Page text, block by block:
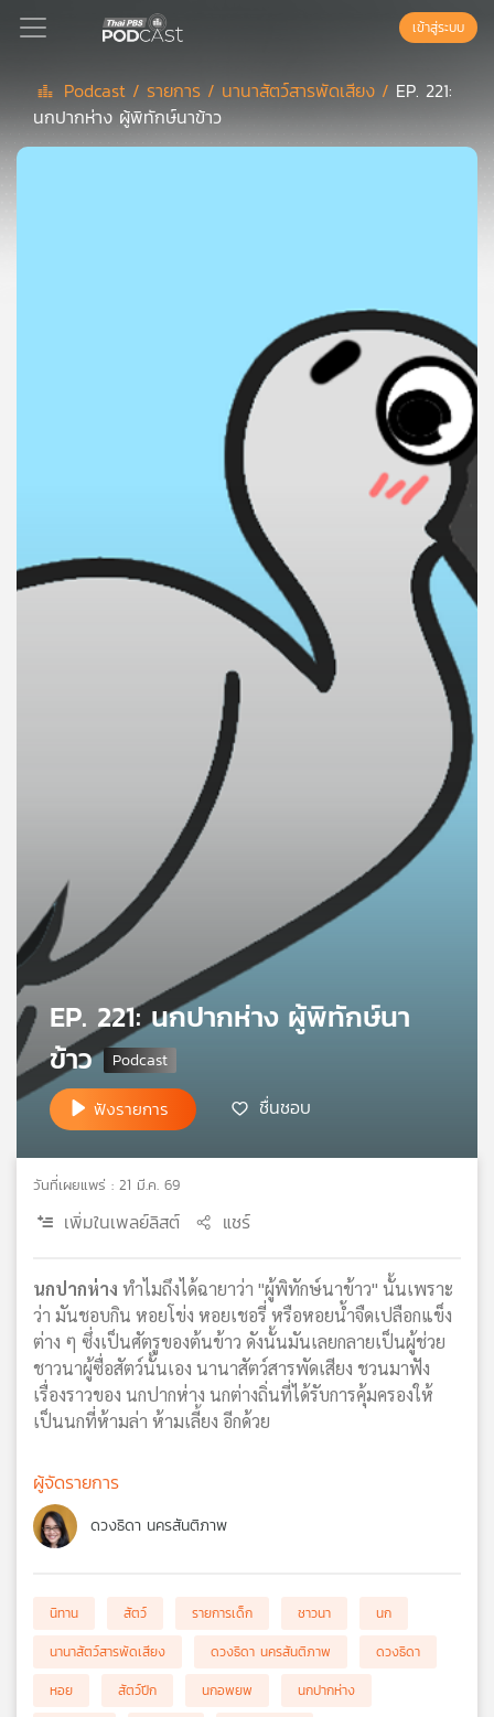
Podcast
เพลง
เรา
เครือ
ข่าย
วิทยุ
ไทย
เอส
เครือ
ข่าย
เข้าสู่ระบบ
Podcast / รายการ / นานาสัตว์สารพัดเสียง / EP. 221:
นกปากห่าง ผู้พิทักษ์นาข้าว
EP. 221: นกปากห่าง ผู้พิทักษ์นา
ข้าว
ฟังรายการ ชื่นชอบ
วันที่เผยแพร่ : 21 มี.ค. 69
เพิ่มในเพลย์ลิสต์ แชร์
นกปากห่าง ทำไมถึงได้ฉายาว่า "ผู้พิทักษ์นาข้าว" นั้นเพราะ
ว่า มันชอบกิน หอยโข่ง หอยเชอรี่ หรือหอยน้ำจืดเปลือกแข็ง
ต่าง ๆ ซึ่งเป็นศัตรูของต้นข้าว ดังนั้นมันเลยกลายเป็นผู้ช่วย
ชาวนาผู้ซื่อสัตว์นั้นเอง นานาสัตว์สารพัดเสียง ชวนมาฟัง
เรื่องราวของ นกปากห่าง นกต่างถิ่นที่ได้รับการคุ้มครองให้
เป็นนกที่ห้ามล่า ห้ามเลี้ยง อีกด้วย
ผู้จัดรายการ
ดวงธิดา นครสันติภาพ
นิทาน สัตว์ รายการเด็ก ชาวนา
นก
นานาสัตว์สารพัดเสียง
ดวงธิดา นครสันติภาพ
ดวงธิดา
หอย
สัตว์ปีก นกอพยพ
นกปากห่าง